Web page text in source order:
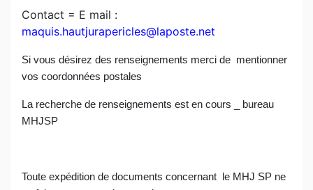
Contact = E mail :
maquis.hautjurapericles@laposte.net
Si vous désirez des renseignements merci de mentionner
vos coordonnées postales
La recherche de renseignements est en cours _ bureau
MHJSP
Toute expédition de documents concernant
le MHJ SP ne